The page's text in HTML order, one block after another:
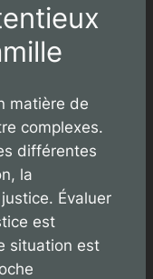
matière de
complexes.
différentes
la
Évaluer
est
situation est